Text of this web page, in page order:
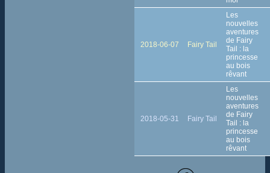
2018-06-07 Fairy Tail
Les
nouvelles
aventures
de Fairy
Tail : la
princesse
au bois
rêvant
2018-05-31 Fairy Tail
Les
nouvelles
aventures
de Fairy
Tail : la
princesse
au bois
rêvant